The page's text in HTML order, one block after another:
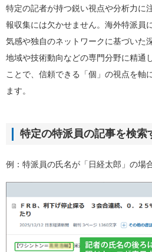
特定の記者が持つ鋭い視点や分析力に
報収集には欠かせません。海外特派員
気感や独自のネットワークに基づいた
地域や技術動向などの専門分野に精通
ことで、信頼できる「個」の視点を軸
ます。
特定の特派員の記事を検索
例：特派員の氏名が「日経太郎」の場